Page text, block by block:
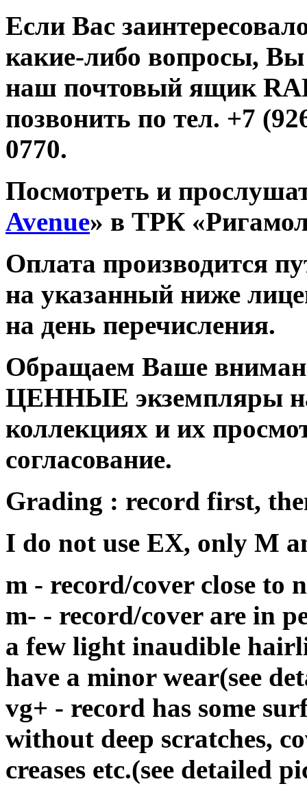
Если Вас
какие-либо вопросы,
наш почтовый ящик
позвонить по тел. +7
0770.
Посмотреть и
Avenue» в ТРК
Оплата производится
на указанный ниже
на день перечисления.
Обращаем Ваше
ЦЕННЫЕ экземпляры
коллекциях и их
согласование.
Grading : record first,
I do not use EX, only M
m - record/cover close
m- - record/cover are in
a few light inaudible
have a minor wear(see
vg+ - record has some
without deep scratches,
creases etc.(see detailed